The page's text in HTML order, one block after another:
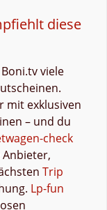
diese
viele
mit exklusiven
– und du
check
Trip
Lp-fun